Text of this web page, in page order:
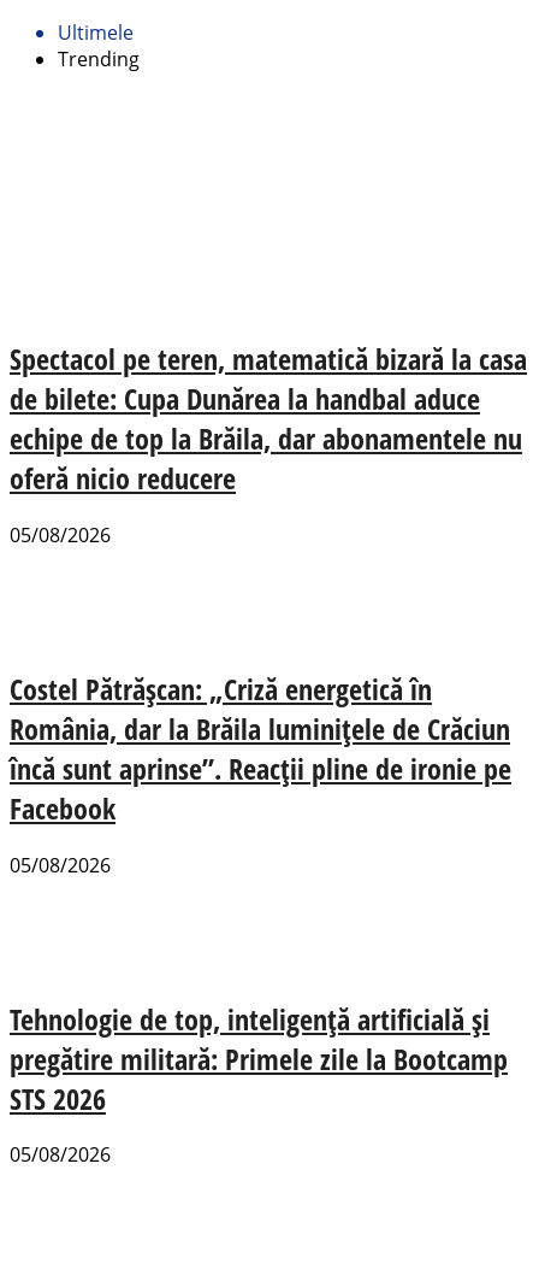
Ultimele
Trending
Spectacol pe teren, matematică bizară la casa
de bilete: Cupa Dunărea la handbal aduce
echipe de top la Brăila, dar abonamentele nu
oferă nicio reducere
05/08/2026
Costel Pătrășcan: „Criză energetică în
România, dar la Brăila luminițele de Crăciun
încă sunt aprinse”. Reacții pline de ironie pe
Facebook
05/08/2026
Tehnologie de top, inteligență artificială și
pregătire militară: Primele zile la Bootcamp
STS 2026
05/08/2026